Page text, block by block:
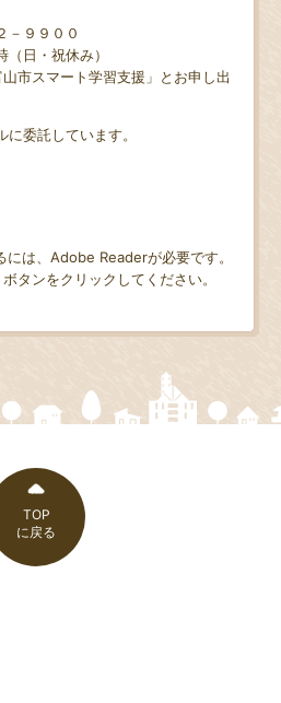
９９００
日・祝休み）
市スマート学習支援」とお申し出
委託しています。
には、Adobe Readerが必要です。
タンをクリックしてください。
TOP
に戻る